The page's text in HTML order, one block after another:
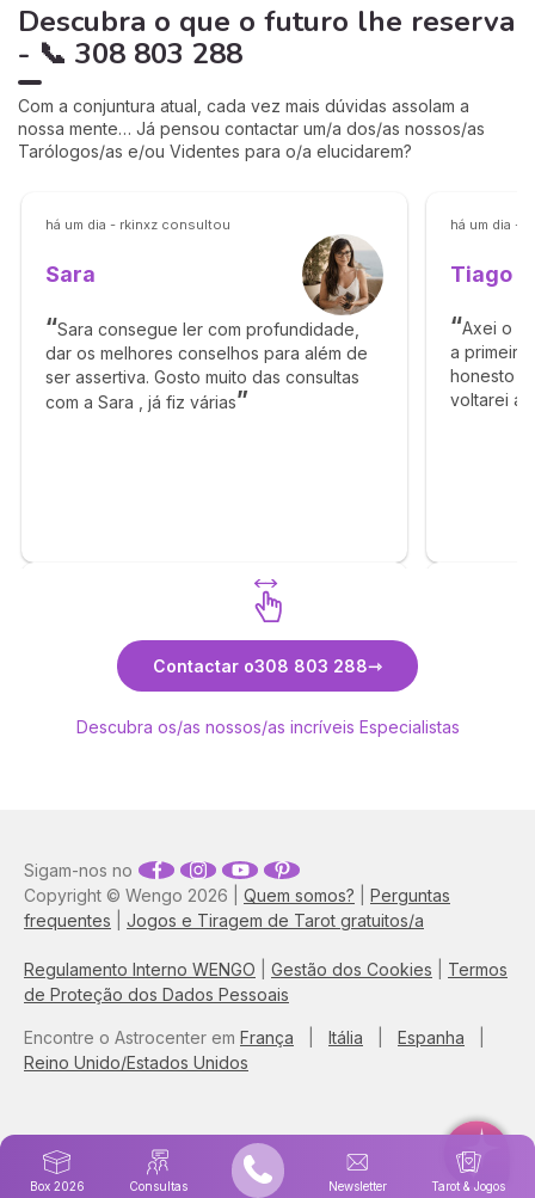
Descubra o que o futuro lhe reserva
- 📞 308 803 288
Com a conjuntura atual, cada vez mais dúvidas assolam a
nossa mente… Já pensou contactar um/a dos/as nossos/as
Tarólogos/as e/ou Videntes para o/a elucidarem?
há um dia - rkinxz consultou
Sara
Sara consegue ler com profundidade,
dar os melhores conselhos para além de
ser assertiva. Gosto muito das consultas
com a Sara , já fiz várias
há um dia -
Tiago
Axei o
a
honesto e
voltarei
Contactar o308 803 288
Descubra os/as nossos/as incríveis Especialistas
Box 2026 Consultas Newsletter Tarot & Jogos
Copyright © Wengo 2026 | Quem somos?
Perguntas
frequentes
Jogos e Tiragem de Tarot gratuitos/a
Regulamento Interno WENGO Gestão dos Cookies
Termos
de Proteção dos Dados Pessoais
Sigam-nos no
Encontre o Astrocenter em França Itália Espanha
Reino Unido/Estados Unidos